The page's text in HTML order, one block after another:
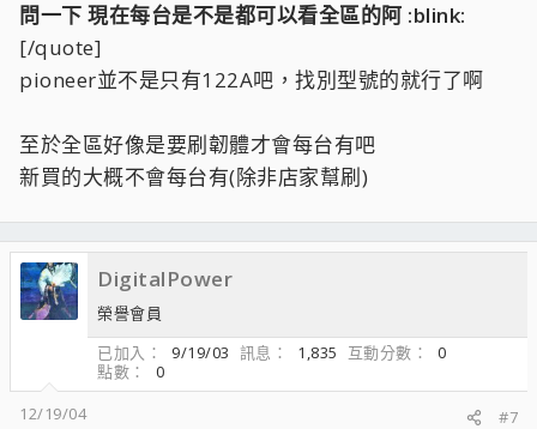
問一下 現在每台是不是都可以看全區的阿 :blink:
[/quote]
pioneer並不是只有122A吧，找別型號的就行了啊
至於全區好像是要刷韌體才會每台有吧
新買的大概不會每台有(除非店家幫刷)
DigitalPower
榮譽會員
已加入
9/19/03 訊息 1,835 互動分數
0
點數
0
12/19/04
#7